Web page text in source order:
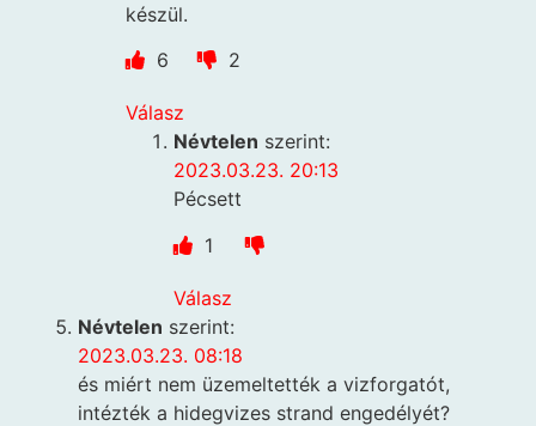
készül.
6
2
Válasz
Névtelen szerint:
2023.03.23. 20:13
Pécsett
1
Válasz
Névtelen szerint:
2023.03.23. 08:18
és miért nem üzemeltették a vizforgatót,
intézték a hidegvizes strand engedélyét?